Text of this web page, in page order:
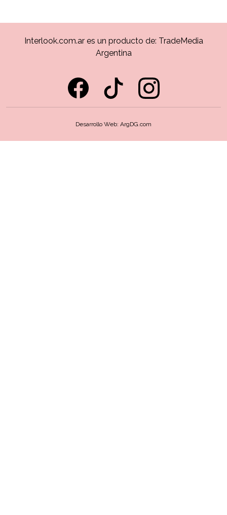
Interlook.com.ar es un producto de: TradeMedia
Argentina
Desarrollo Web: ArgDG.com